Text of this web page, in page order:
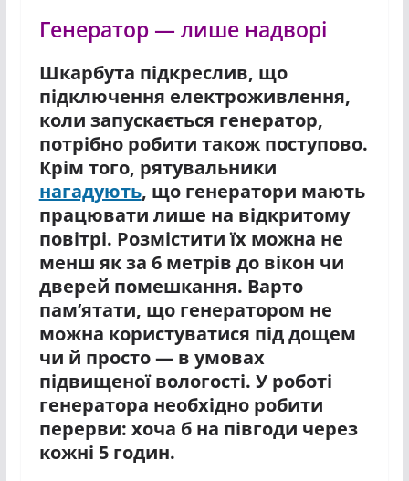
Генератор — лише надворі
Шкарбута підкреслив, що
підключення електроживлення,
коли запускається генератор,
потрібно робити також поступово.
Крім того, рятувальники
нагадують, що генератори мають
працювати лише на відкритому
повітрі. Розмістити їх можна не
менш як за 6 метрів до вікон чи
дверей помешкання. Варто
пам’ятати, що генератором не
можна користуватися під дощем
чи й просто — в умовах
підвищеної вологості. У роботі
генератора необхідно робити
перерви: хоча б на півгоди через
кожні 5 годин.